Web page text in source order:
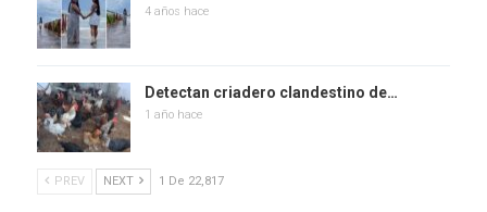
4 años hace
Detectan criadero clandestino de…
1 año hace
PREV NEXT 1 De 22,817